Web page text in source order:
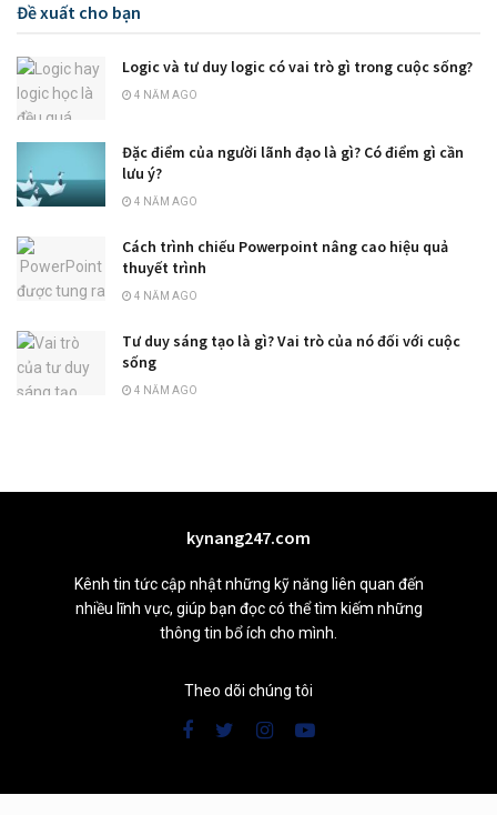
Đề xuất cho bạn
Logic và tư duy logic có vai trò gì trong cuộc sống?
4 NĂM AGO
Đặc điểm của người lãnh đạo là gì? Có điểm gì cần
lưu ý?
4 NĂM AGO
Cách trình chiếu Powerpoint nâng cao hiệu quả
thuyết trình
4 NĂM AGO
Tư duy sáng tạo là gì? Vai trò của nó đối với cuộc
sống
4 NĂM AGO
kynang247.com
Kênh tin tức cập nhật những kỹ năng liên quan đến
nhiều lĩnh vực, giúp bạn đọc có thể tìm kiếm những
thông tin bổ ích cho mình.
Theo dõi chúng tôi